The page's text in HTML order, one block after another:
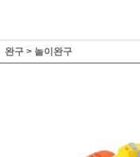
완구 > 놀이완구